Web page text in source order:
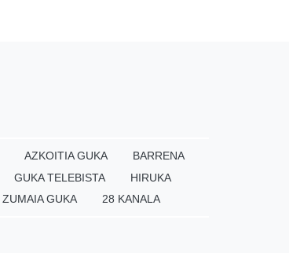
AZKOITIA GUKA
BARRENA
GUKA TELEBISTA
HIRUKA
ZUMAIA GUKA 28 KANALA